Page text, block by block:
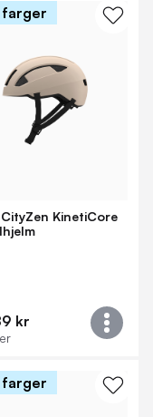
farger
KinetiCore
kr
farger